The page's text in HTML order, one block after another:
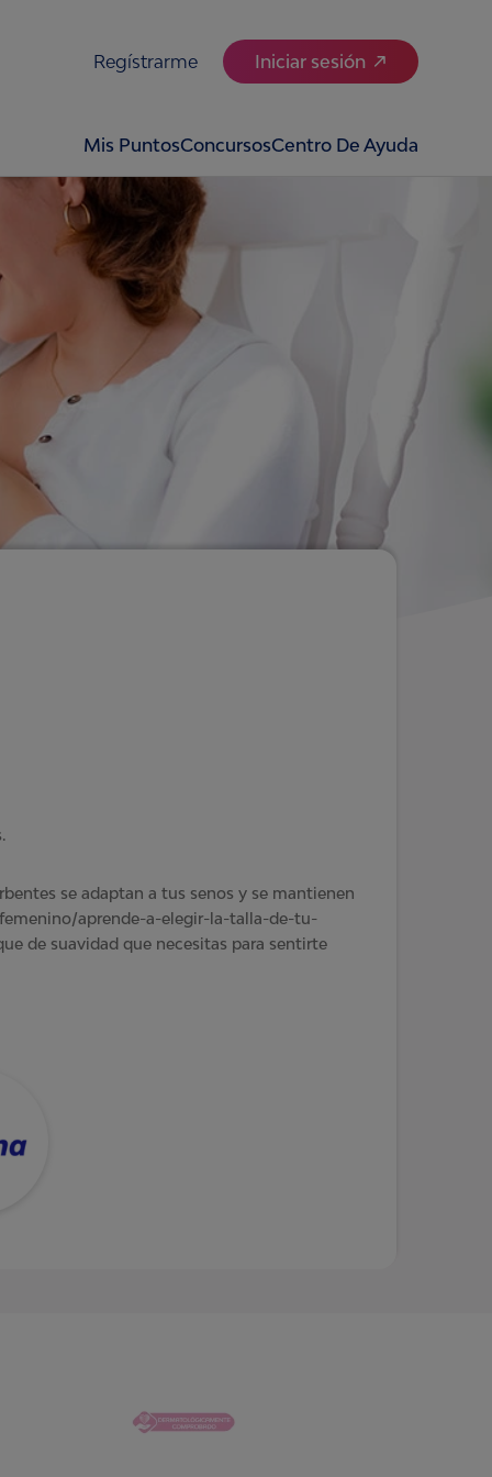
Regístrarme Iniciar sesión
Mis PuntosConcursosCentro De Ayuda
se adaptan a tus senos y se mantienen
aprende-a-elegir-la-talla-de-tu-
de suavidad que necesitas para sentirte